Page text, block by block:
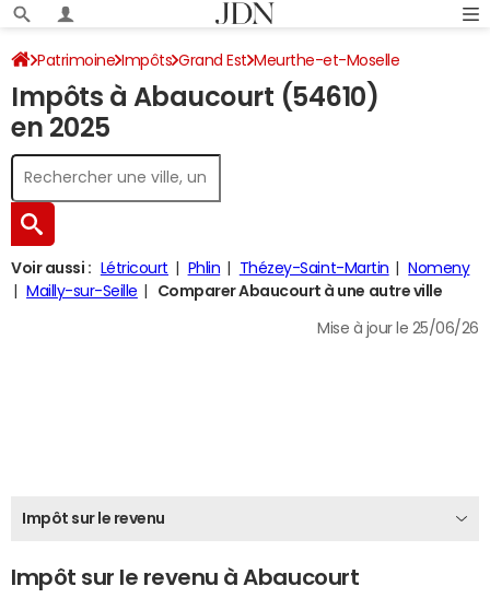
Patrimoine Impôts Grand Est Meurthe-et-Moselle
Abaucourt Impôt sur le revenu
Impôts à Abaucourt (54610)
en 2025
Voir aussi : Létricourt Phlin Thézey-Saint-Martin
Nomeny
Mailly-sur-Seille
Comparer Abaucourt à une autre ville
Mise à jour le 25/06/26
Impôt sur le revenu
Impôt sur le revenu à Abaucourt